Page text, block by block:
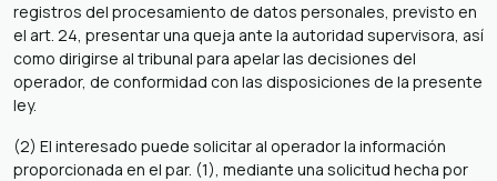
registros del procesamiento de datos personales, previsto en
el art. 24, presentar una queja ante la autoridad supervisora, así
como dirigirse al tribunal para apelar las decisiones del
operador, de conformidad con las disposiciones de la presente
ley.
(2) El interesado puede solicitar al operador la información
proporcionada en el par. (1), mediante una solicitud hecha por